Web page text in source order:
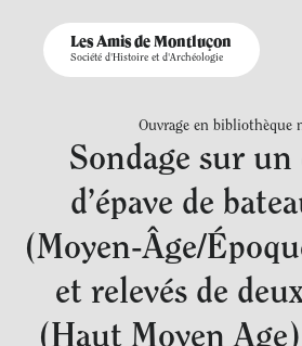
Les Amis de Montluçon
Société d'Histoire et d'Archéologie
Ouvrage en bibliothèque
Sondage sur
d’épave de
(Moyen-Âge/
et relevés de
(Haut Moyen